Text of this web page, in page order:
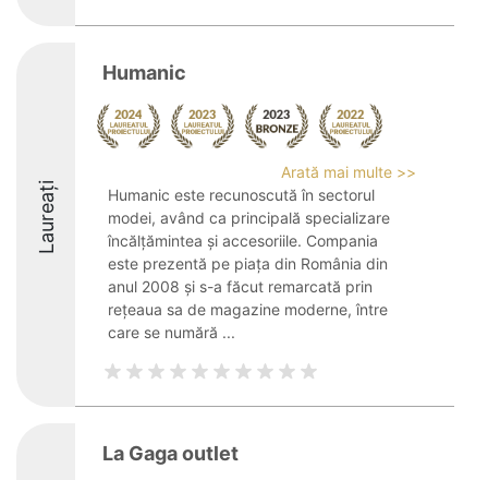
Laureați
Humanic
Arată mai multe >>
Humanic este recunoscută în sectorul
modei, având ca principală specializare
încălțămintea și accesoriile. Compania
este prezentă pe piața din România din
anul 2008 și s-a făcut remarcată prin
rețeaua sa de magazine moderne, între
care se numără ...
La Gaga outlet